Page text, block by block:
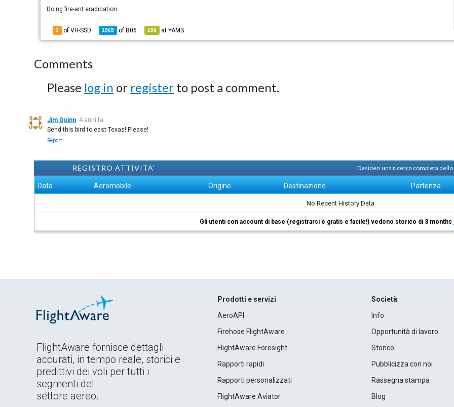
Doing fire-ant eradication
2 of VH-SSD 1565 of B06 108 atYAMB
Comments
Please log in or register to post a comment.
Jim Quinn 4 anni fa
Send this bird to east Texas! Please!
Report
REGISTRO ATTIVITA' Desideri una ricerca completa
Data Aeromobile Origine Destinazione Partenza
No Recent History Data
Gli utenti con account di base (registrarsi è gratis e facile!) vedono storico di 3 months
FlightAware fornisce dettagli
accurati, in tempo reale, storici e
predittivi dei voli per tutti i
segmenti del
settore aereo.
Prodotti e servizi
AeroAPI
Firehose FlightAware
FlightAware Foresight
Rapporti rapidi
Rapporti personalizzati
FlightAware Aviator
Società
Info
Opportunità di lavoro
Storico
Pubblicizza con noi
Rassegna stampa
Blog